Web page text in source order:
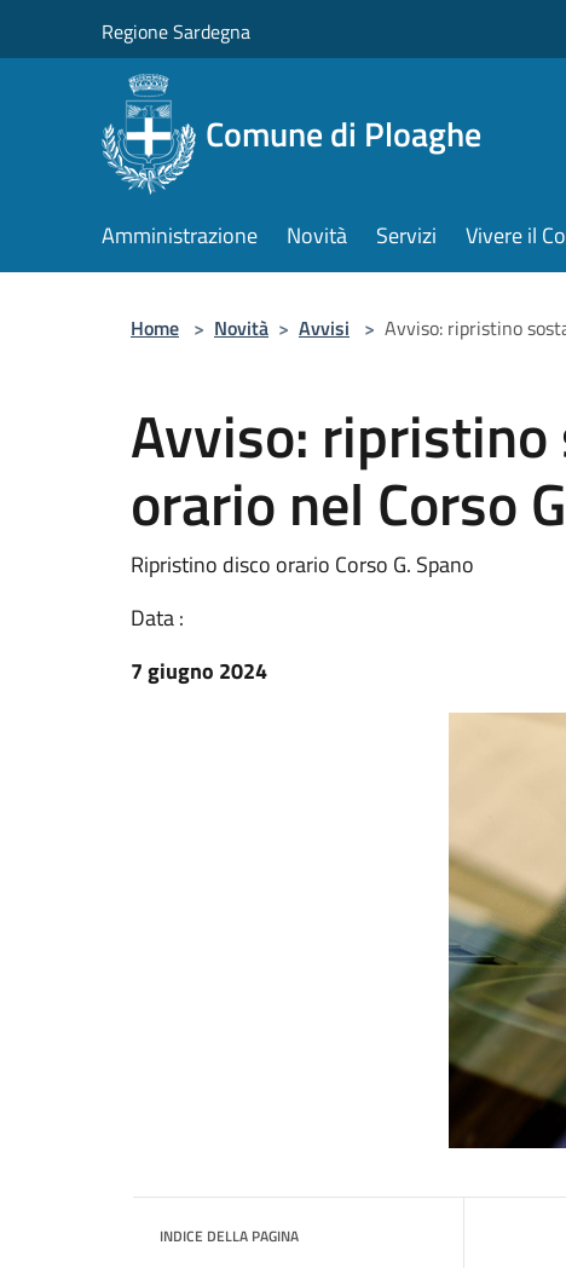
Regione Sardegna
Comune di Ploaghe
Amministrazione Novità Servizi Vivere il
Home > Novità > Avvisi > Avviso: ripristino
Avviso: ripristino
orario nel Corso
Ripristino disco orario Corso G. Spano
Data :
7 giugno 2024
INDICE DELLA PAGINA